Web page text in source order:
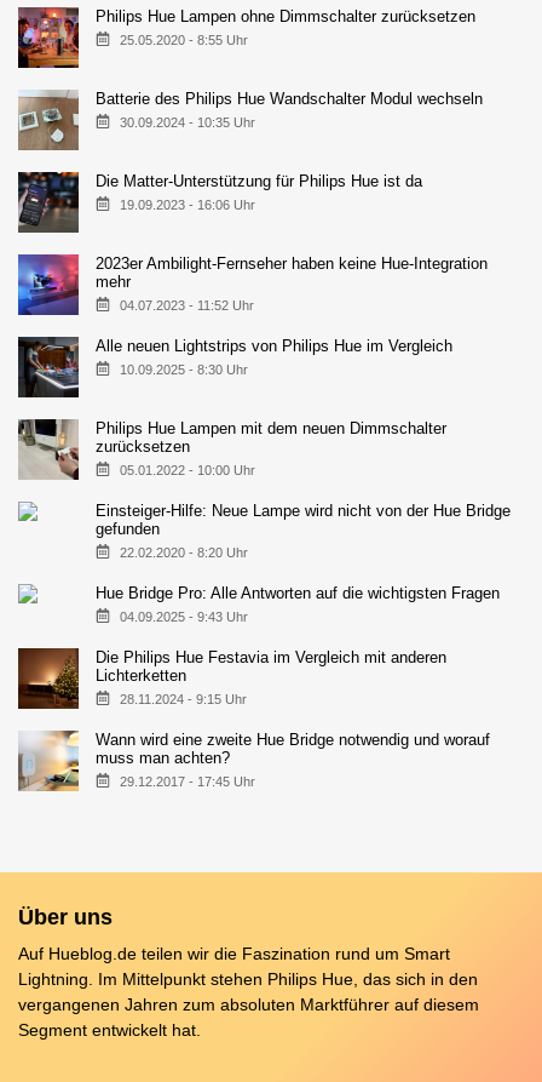
Philips Hue Lampen ohne Dimmschalter zurücksetzen
25.05.2020 - 8:55 Uhr
Batterie des Philips Hue Wandschalter Modul wechseln
30.09.2024 - 10:35 Uhr
Die Matter-Unterstützung für Philips Hue ist da
19.09.2023 - 16:06 Uhr
2023er Ambilight-Fernseher haben keine Hue-Integration
mehr
04.07.2023 - 11:52 Uhr
Alle neuen Lightstrips von Philips Hue im Vergleich
10.09.2025 - 8:30 Uhr
Philips Hue Lampen mit dem neuen Dimmschalter
zurücksetzen
05.01.2022 - 10:00 Uhr
Einsteiger-Hilfe: Neue Lampe wird nicht von der Hue Bridge
gefunden
22.02.2020 - 8:20 Uhr
Hue Bridge Pro: Alle Antworten auf die wichtigsten Fragen
04.09.2025 - 9:43 Uhr
Die Philips Hue Festavia im Vergleich mit anderen
Lichterketten
28.11.2024 - 9:15 Uhr
Wann wird eine zweite Hue Bridge notwendig und worauf
muss man achten?
29.12.2017 - 17:45 Uhr
Über uns
Auf Hueblog.de teilen wir die Faszination rund um Smart
Lightning. Im Mittelpunkt stehen Philips Hue, das sich in den
vergangenen Jahren zum absoluten Marktführer auf diesem
Segment entwickelt hat.